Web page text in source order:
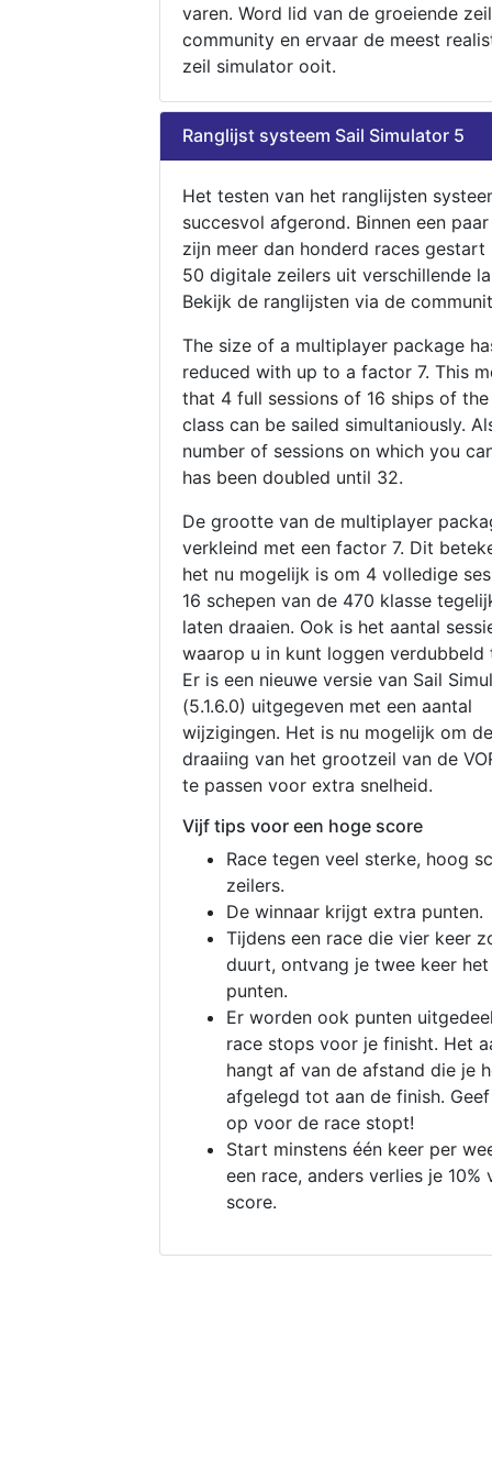
varen. Word lid van de groeiende zeil
community en ervaar de meest
zeil simulator ooit.
Ranglijst systeem Sail Simulator 5
Het testen van het ranglijsten
succesvol afgerond. Binnen een
zijn meer dan honderd races gestart
50 digitale zeilers uit verschillende
Bekijk de ranglijsten via de
The size of a multiplayer package
reduced with up to a factor 7. This
that 4 full sessions of 16 ships of
class can be sailed simultaniously.
number of sessions on which you
has been doubled until 32.
De grootte van de multiplayer
verkleind met een factor 7. Dit
het nu mogelijk is om 4 volledige
16 schepen van de 470 klasse
laten draaien. Ook is het aantal
waarop u in kunt loggen verdubbeld
Er is een nieuwe versie van Sail
(5.1.6.0) uitgegeven met een aantal
wijzigingen. Het is nu mogelijk om de
draaiing van het grootzeil van de
te passen voor extra snelheid.
Vijf tips voor een hoge score
Race tegen veel sterke, hoog
zeilers.
De winnaar krijgt extra punten.
Tijdens een race die vier keer
duurt, ontvang je twee keer
punten.
Er worden ook punten
race stops voor je finisht. Het
hangt af van de afstand die je
afgelegd tot aan de finish.
op voor de race stopt!
Start minstens één keer per
een race, anders verlies je 10%
score.